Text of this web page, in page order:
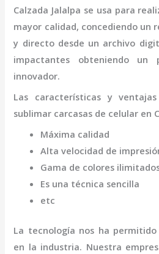
Calzada Jalalpa se usa para
mayor calidad, concediendo un
y directo desde un archivo
impactantes obteniendo un
innovador.
Las características y
sublimar carcasas de celular en
Máxima calidad
Alta velocidad de
Gama de colores
Es una técnica sencilla
etc
La tecnología nos ha
en la industria. Nuestra